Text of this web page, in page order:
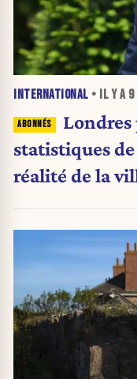
INTERNATIONAL • IL Y A 9
Londres
statistiques
réalité de la